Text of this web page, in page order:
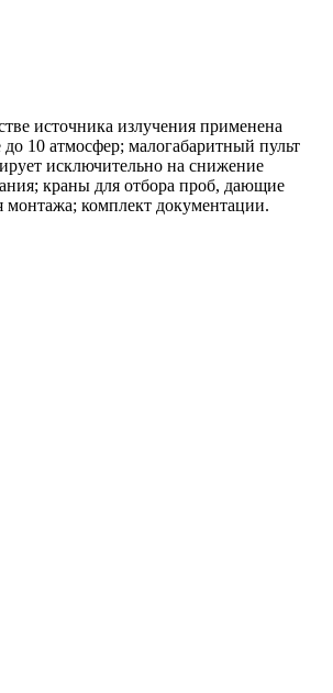
источника излучения применена
10 атмосфер; малогабаритный пульт
исключительно на снижение
краны для отбора проб, дающие
монтажа; комплект документации.